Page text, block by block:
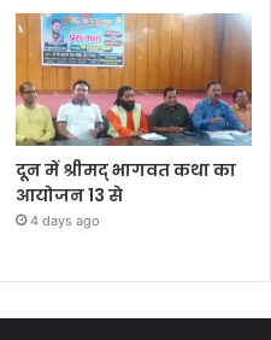
दून में श्रीमद् भागवत कथा का
आयोजन 13 से
4 days ago